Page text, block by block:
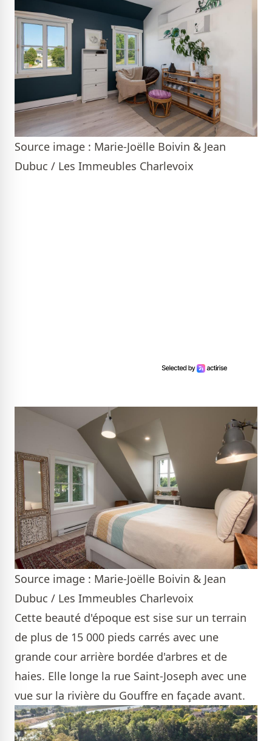
Source image : Marie-Joëlle Boivin & Jean
Dubuc / Les Immeubles Charlevoix
Source image : Marie-Joëlle Boivin & Jean
Dubuc / Les Immeubles Charlevoix
Cette beauté d'époque est sise sur un terrain
de plus de 15 000 pieds carrés avec une
grande cour arrière bordée d'arbres et de
haies. Elle longe la rue Saint-Joseph avec une
vue sur la rivière du Gouffre en façade avant.